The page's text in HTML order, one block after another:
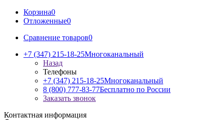
Корзина0
Отложенные0
Сравнение товаров0
+7 (347) 215-18-25Многоканальный
Назад
Телефоны
+7 (347) 215-18-25Многоканальный
8 (800) 777-83-77Бесплатно по России
Заказать звонок
Контактная информация